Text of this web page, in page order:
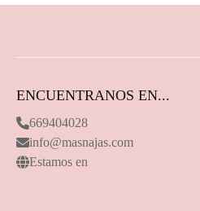
ENCUENTRANOS EN...
669404028
info@masnajas.com
Estamos en